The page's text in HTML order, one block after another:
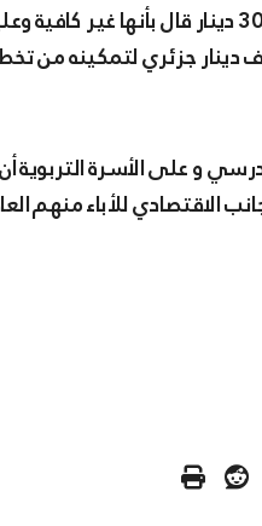
فما أشار شخص آخر ومن المستفدين من منحة التمدرس والمقدرة ب 3000 دينار قال
دينار جزئري لتمكينه من
و على الأسرة التربوية
الاقتصادي للأباء منهم